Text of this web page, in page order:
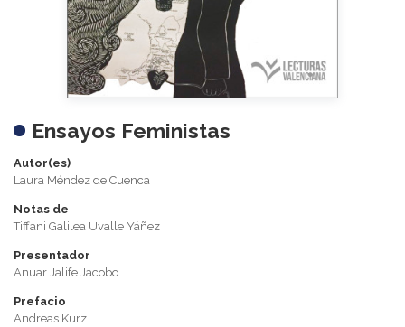
Ensayos Feministas
Autor(es)
Laura Méndez de Cuenca
Notas de
Tiffani Galilea Uvalle Yáñez
Presentador
Anuar Jalife Jacobo
Prefacio
Andreas Kurz